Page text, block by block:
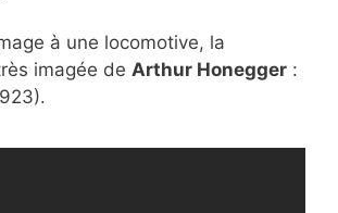
à une locomotive, la
imagée de Arthur Honegger :